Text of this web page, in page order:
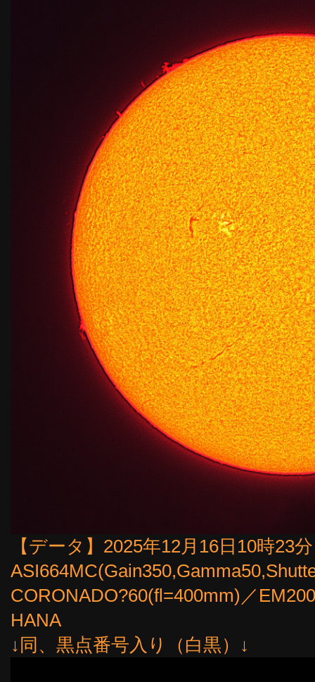
【データ】2025年12月16日10時23
CORONADO?60(fl=400mm)／
HANA
↓同、黒点番号入り（白黒）↓